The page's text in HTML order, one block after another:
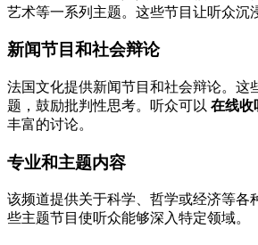
艺术等一系列主题。这些节目让听众沉
新闻节目和社会辩论
法国文化提供新闻节目和社会辩论。这
题，鼓励批判性思考。听众可以 在线收
丰富的讨论。
专业和主题内容
该频道提供关于科学、哲学或经济等各
些主题节目使听众能够深入特定领域。